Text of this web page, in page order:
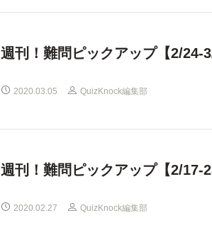
週刊！難問ピックアップ【2/24-3/
2020.03.05 QuizKnock編集部
週刊！難問ピックアップ【2/17-
2020.02.27 QuizKnock編集部